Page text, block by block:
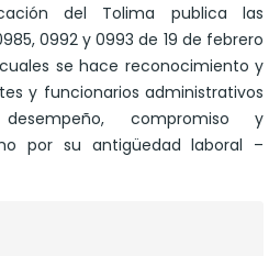
del Tolima publica las
0992 y 0993 de 19 de febrero
se hace reconocimiento y
y funcionarios administrativos
compromiso y
por su antigüedad laboral –